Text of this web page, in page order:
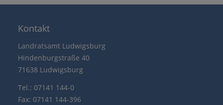
Kontakt
Landratsamt Ludwigsburg
Hindenburgstraße 40
71638 Ludwigsburg
Tel.: 07141 144-0
Fax: 07141 144-396